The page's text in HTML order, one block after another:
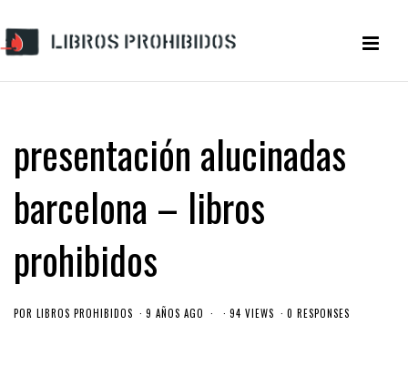
presentación alucinadas
barcelona – libros
prohibidos
POR LIBROS PROHIBIDOS 9 AÑOS AGO 94 VIEWS 0 RESPONSES